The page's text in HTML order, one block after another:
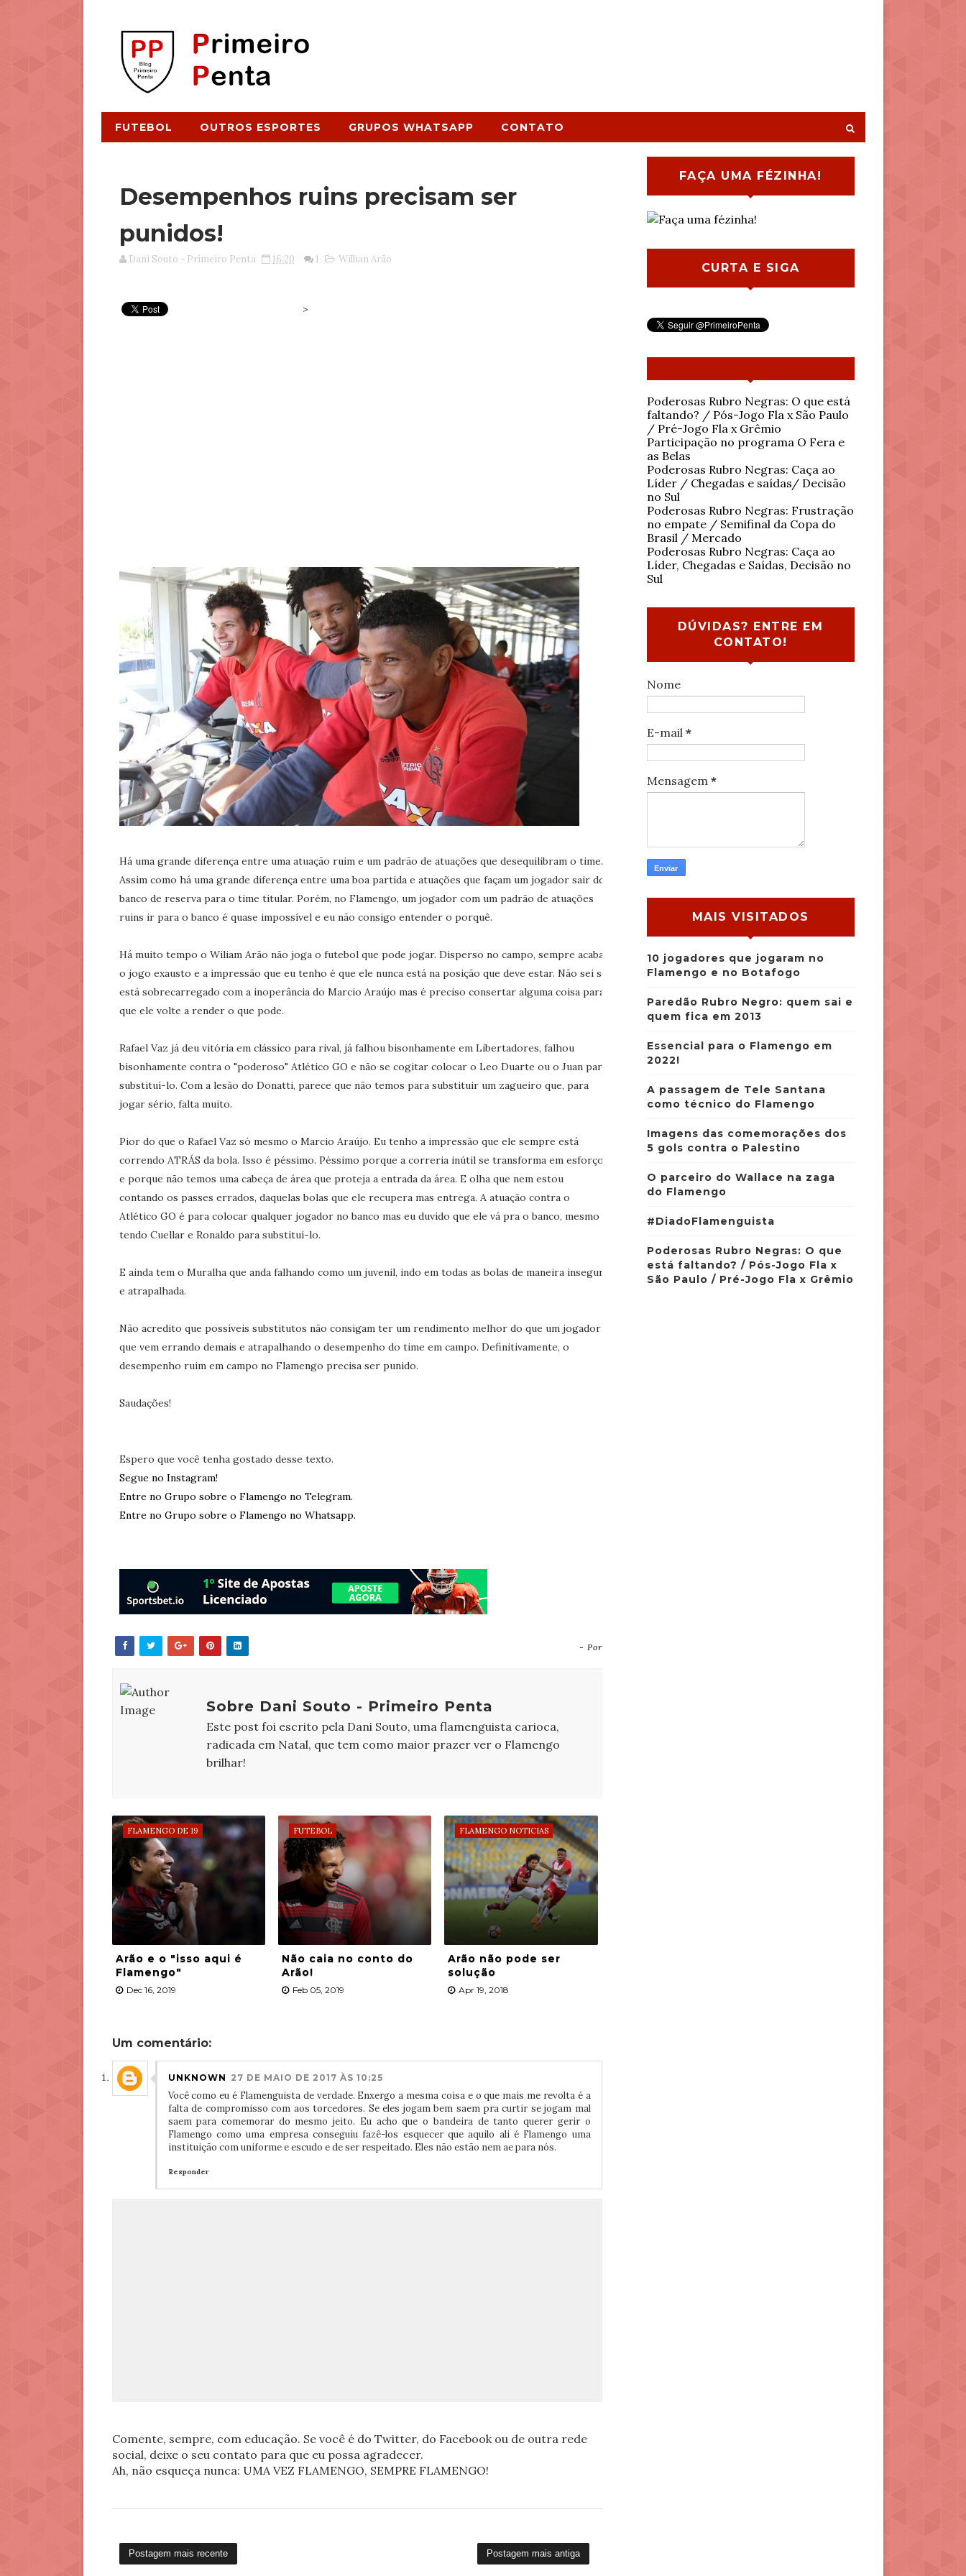
FUTEBOL OUTROS ESPORTES GRUPOS WHATSAPP CONTATO
Desempenhos ruins precisam ser
punidos!
Dani Souto - Primeiro Penta 16:20 1 Willian Arão
>
Há uma grande diferença entre uma atuação ruim e um padrão de atuações que desequilibram o time.
Assim como há uma grande diferença entre uma boa partida e atuações que façam um jogador sair do
banco de reserva para o time titular. Porém, no Flamengo, um jogador com um padrão de atuações
ruins ir para o banco é quase impossível e eu não consigo entender o porquê.
Há muito tempo o Wiliam Arão não joga o futebol que pode jogar. Disperso no campo, sempre acaba
o jogo exausto e a impressão que eu tenho é que ele nunca está na posição que deve estar. Não sei se
está sobrecarregado com a inoperância do Marcio Araújo mas é preciso consertar alguma coisa para
que ele volte a render o que pode.
Rafael Vaz já deu vitória em clássico para rival, já falhou bisonhamente em Libertadores, falhou
bisonhamente contra o "poderoso" Atlético GO e não se cogitar colocar o Leo Duarte ou o Juan para
substituí-lo. Com a lesão do Donatti, parece que não temos para substituir um zagueiro que, para
jogar sério, falta muito.
Pior do que o Rafael Vaz só mesmo o Marcio Araújo. Eu tenho a impressão que ele sempre está
correndo ATRÁS da bola. Isso é péssimo. Péssimo porque a correria inútil se transforma em esforço
e porque não temos uma cabeça de área que proteja a entrada da área. E olha que nem estou
contando os passes errados, daquelas bolas que ele recupera mas entrega. A atuação contra o
Atlético GO é para colocar qualquer jogador no banco mas eu duvido que ele vá pra o banco, mesmo
tendo Cuellar e Ronaldo para substituí-lo.
E ainda tem o Muralha que anda falhando como um juvenil, indo em todas as bolas de maneira insegura
e atrapalhada.
Não acredito que possíveis substitutos não consigam ter um rendimento melhor do que um jogador
que vem errando demais e atrapalhando o desempenho do time em campo. Definitivamente, o
desempenho ruim em campo no Flamengo precisa ser punido.
Saudações!
Espero que você tenha gostado desse texto.
Segue no Instagram!
Entre no Grupo sobre o Flamengo no Telegram.
Entre no Grupo sobre o Flamengo no Whatsapp.
- Por
Sobre Dani Souto - Primeiro Penta
Este post foi escrito pela Dani Souto, uma flamenguista carioca,
radicada em Natal, que tem como maior prazer ver o Flamengo
brilhar!
FLAMENGO DE 19
Arão e o "isso aqui é
Flamengo"
Dec 16, 2019
FUTEBOL
Não caia no conto do
Arão!
Feb 05, 2019
FLAMENGO NOTICIAS
Arão não pode ser
solução
Apr 19, 2018
Um comentário:
UNKNOWN 27 DE MAIO DE 2017 ÀS 10:25
Você como eu é Flamenguista de verdade. Enxergo a mesma coisa e o que mais me revolta é a
falta de compromisso com aos torcedores. Se eles jogam bem saem pra curtir se jogam mal
saem para comemorar do mesmo jeito. Eu acho que o bandeira de tanto querer gerir o
Flamengo como uma empresa conseguiu fazê-los esquecer que aquilo ali é Flamengo uma
instituição com uniforme e escudo e de ser respeitado. Eles não estão nem ae para nós.
Responder
Comente, sempre, com educação. Se você é do Twitter, do Facebook ou de outra rede
social, deixe o seu contato para que eu possa agradecer.
Ah, não esqueça nunca: UMA VEZ FLAMENGO, SEMPRE FLAMENGO!
Postagem mais recente Postagem mais antiga
FAÇA UMA FÉZINHA!
CURTA E SIGA
Poderosas Rubro Negras: O que está
faltando? / Pós-Jogo Fla x São Paulo
/ Pré-Jogo Fla x Grêmio
Participação no programa O Fera e
as Belas
Poderosas Rubro Negras: Caça ao
Líder / Chegadas e saídas/ Decisão
no Sul
Poderosas Rubro Negras: Frustração
no empate / Semifinal da Copa do
Brasil / Mercado
Poderosas Rubro Negras: Caça ao
Líder, Chegadas e Saídas, Decisão no
Sul
DÚVIDAS? ENTRE EM
CONTATO!
Nome
E-mail *
Mensagem *
MAIS VISITADOS
10 jogadores que jogaram no
Flamengo e no Botafogo
Paredão Rubro Negro: quem sai e
quem fica em 2013
Essencial para o Flamengo em
2022!
A passagem de Tele Santana
como técnico do Flamengo
Imagens das comemorações dos
5 gols contra o Palestino
O parceiro do Wallace na zaga
do Flamengo
#DiadoFlamenguista
Poderosas Rubro Negras: O que
está faltando? / Pós-Jogo Fla x
São Paulo / Pré-Jogo Fla x Grêmio